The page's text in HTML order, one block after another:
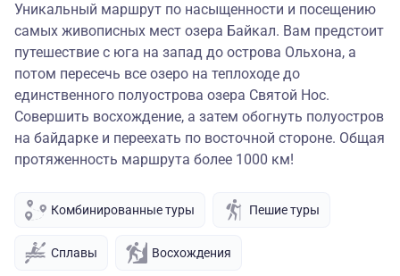
Уникальный маршрут по насыщенности и посещению
самых живописных мест озера Байкал. Вам предстоит
путешествие с юга на запад до острова Ольхона, а
потом пересечь все озеро на теплоходе до
единственного полуострова озера Святой Нос.
Совершить восхождение, а затем обогнуть полуостров
на байдарке и переехать по восточной стороне. Общая
протяженность маршрута более 1000 км!
Комбинированные туры Пешие туры
Сплавы Восхождения